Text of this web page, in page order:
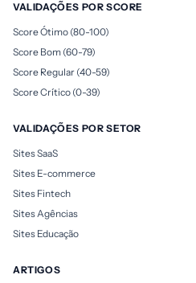
VALIDAÇÕES POR SCORE
Score Ótimo (80-100)
Score Bom (60-79)
Score Regular (40-59)
Score Crítico (0-39)
VALIDAÇÕES POR SETOR
Sites SaaS
Sites E-commerce
Sites Fintech
Sites Agências
Sites Educação
ARTIGOS